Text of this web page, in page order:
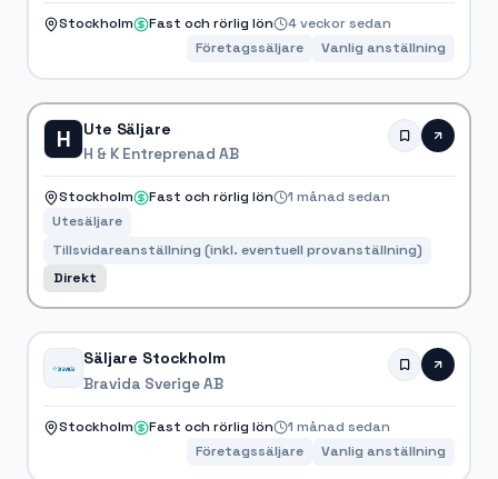
Stockholm Fast och rörlig lön
4 veckor sedan
Företagssäljare
Vanlig anställning
H Ute Säljare
H & K Entreprenad AB
Stockholm Fast och rörlig lön
1 månad sedan
Utesäljare
Tillsvidareanställning (inkl. eventuell provanställning)
Direkt
Säljare Stockholm
Bravida Sverige AB
Stockholm Fast och rörlig lön
1 månad sedan
Företagssäljare
Vanlig anställning